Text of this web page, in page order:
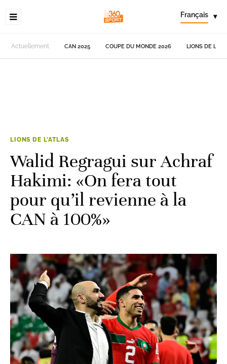
Français ▾
Actuellement CAN 2025 COUPE DU MONDE 2026 LIONS DE
LIONS DE L'ATLAS
Walid Regragui sur Achraf
Hakimi: «On fera tout
pour qu’il revienne à la
CAN à 100%»